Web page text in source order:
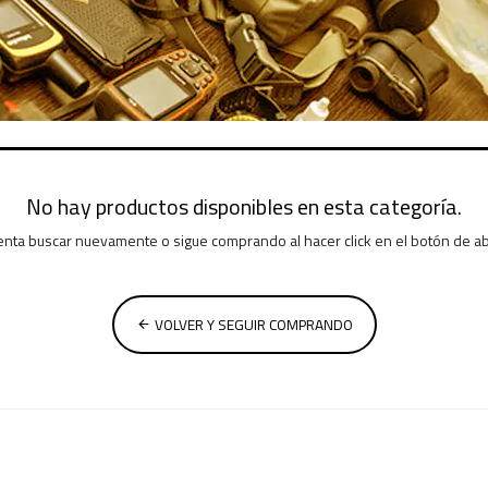
No hay productos disponibles en esta categoría.
buscar nuevamente o sigue comprando al hacer click en el botón de
VOLVER Y SEGUIR COMPRANDO